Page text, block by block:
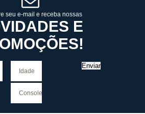
seu e-mail e receba nossas
E
Enviar